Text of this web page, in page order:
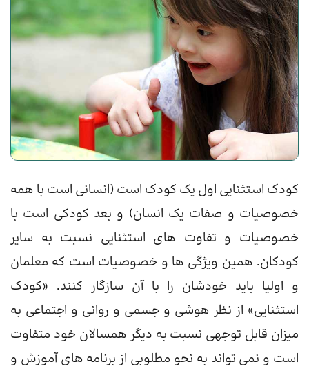
کودک استثنایی اول یک کودک است (انسانی است با همه
خصوصیات و صفات یک انسان) و بعد کودکی است با
خصوصیات و تفاوت های استثنایی نسبت به سایر
کودکان. همین ویژگی ها و خصوصیات است که معلمان
و اولیا باید خودشان را با آن سازگار کنند. «کودک
استثنایی» از نظر هوشی و جسمی و روانی و اجتماعی به
میزان قابل توجهی نسبت به دیگر همسالان خود متفاوت
است و نمی تواند به نحو مطلوبی از برنامه های آموزش و